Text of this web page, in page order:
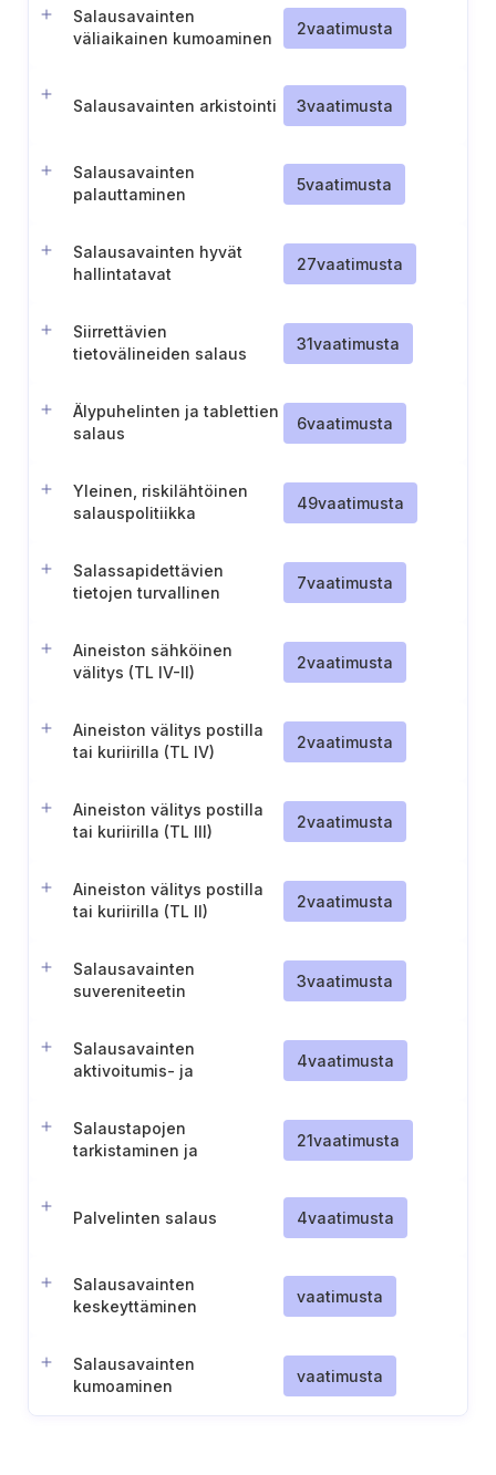
Salausavainten
väliaikainen kumoaminen
2vaatimusta
Salausavainten arkistointi 3vaatimusta
Salausavainten
palauttaminen
5vaatimusta
Salausavainten hyvät
hallintatavat
27vaatimusta
Siirrettävien
tietovälineiden salaus
31vaatimusta
Älypuhelinten ja tablettien
salaus
6vaatimusta
Yleinen, riskilähtöinen
salauspolitiikka
49vaatimusta
Salassapidettävien
tietojen turvallinen
7vaatimusta
Aineiston sähköinen
välitys (TL IV-II)
2vaatimusta
Aineiston välitys postilla
tai kuriirilla (TL IV)
2vaatimusta
Aineiston välitys postilla
tai kuriirilla (TL III)
2vaatimusta
Aineiston välitys postilla
tai kuriirilla (TL II)
2vaatimusta
Salausavainten
suvereniteetin
3vaatimusta
Salausavainten
aktivoitumis- ja
4vaatimusta
Salaustapojen
tarkistaminen ja
21vaatimusta
Palvelinten salaus 4vaatimusta
Salausavainten
keskeyttäminen
vaatimusta
Salausavainten
kumoaminen
vaatimusta